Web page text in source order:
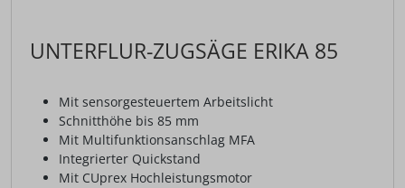
UNTERFLUR-ZUGSÄGE ERIKA 85
Mit sensorgesteuertem Arbeitslicht
Schnitthöhe bis 85 mm
Mit Multifunktionsanschlag MFA
Integrierter Quickstand
Mit CUprex Hochleistungsmotor